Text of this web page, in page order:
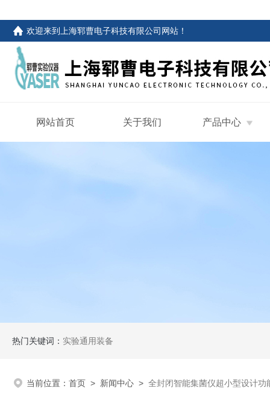
欢迎来到 上海郓曹电子科技有限公司网站 ！
网站首页 关于我们 产品中心
热门关键词： 实验通用装备
当前位置： 首页 > 新闻中心 > 全封闭智能集菌仪超小型设计功